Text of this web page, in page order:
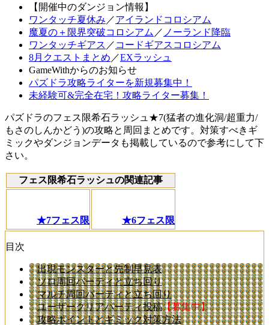
【開催中のダンジョン情報】
ワンタッチ夏休み ／アイランドコロシアム
魔夏の＋限界突破コロシアム ／ ノーランド降臨
ワンタッチギアス ／ コードギアスコロシアム
8月クエストまとめ ／EXラッシュ
GameWithからのお知らせ
パズドラ攻略ライターを新規募集中！
未経験可&完全在宅！攻略ライター募集！
パズドラのフェス限希石ラッシュ★7(猛者の進化洞/超重力/
もさのしんかどう)の攻略と周回まとめです。対策すべきギ
ミックやダンジョンデータも掲載しているので参考にして下
さい。
フェス限希石ラッシュの関連記事
★7フェス限 ★6フェス限
目次
出現モンスターと先制早見表
ソロ周回パーティと立ち回り
マルチ周回パーティと立ち回り
ユーザークリアパーティ投稿【募集中】
攻略ポイントとギミック対策方法